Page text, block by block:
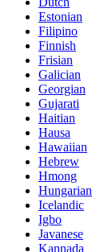
Estonian
Filipino
Finnish
Frisian
Galician
Georgian
Gujarati
Haitian
Hausa
Hawaiian
Hebrew
Hmong
Hungarian
Icelandic
Igbo
Javanese
Kannada